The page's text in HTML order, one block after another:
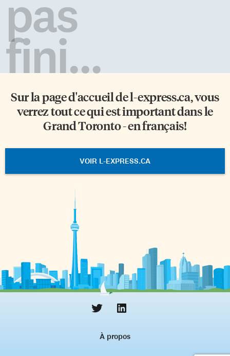
pas
fini...
Sur la page d'accueil del-express.ca, vous
verrez tout ce qui est important dans le
Grand Toronto - en français!
VOIR L-EXPRESS.CA
À propos